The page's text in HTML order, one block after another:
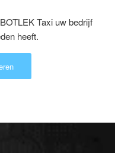
Taxi uw bedrijf
heeft.